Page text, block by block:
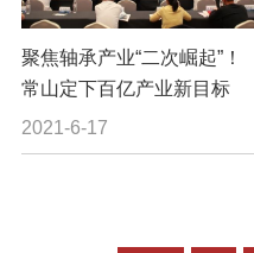
聚焦轴承产业“二次崛起”！
常山定下百亿产业新目标
2021-6-17